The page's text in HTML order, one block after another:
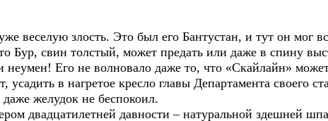
веселую злость. Это был его Бантустан, и тут он мог
Бур, свин толстый, может предать или даже в спину
неумен! Его не волновало даже то, что «Скайлайн»
усадить в нагретое кресло главы Департамента своего
желудок не беспокоил.
двадцатилетней давности – натуральной здешней